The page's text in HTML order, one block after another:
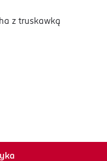
z truskawką